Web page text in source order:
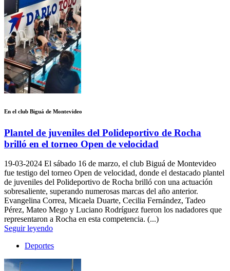
En el club Biguá de Montevideo
Plantel de juveniles del Polideportivo de Rocha
brilló en el torneo Open de velocidad
19-03-2024 El sábado 16 de marzo, el club Biguá de Montevideo
fue testigo del torneo Open de velocidad, donde el destacado plantel
de juveniles del Polideportivo de Rocha brilló con una actuación
sobresaliente, superando numerosas marcas del año anterior.
Evangelina Correa, Micaela Duarte, Cecilia Fernández, Tadeo
Pérez, Mateo Mego y Luciano Rodríguez fueron los nadadores que
representaron a Rocha en esta competencia. (...)
Seguir leyendo
Deportes